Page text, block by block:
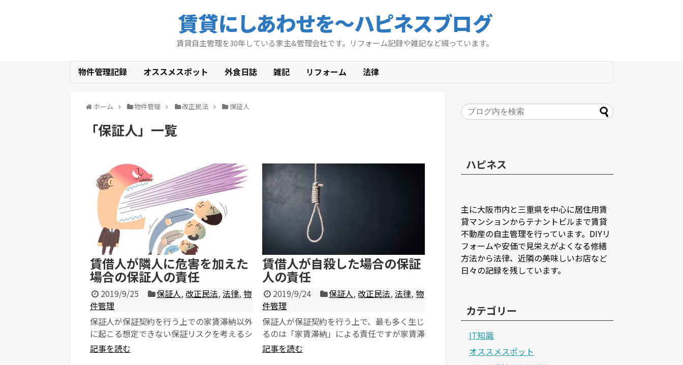
賃貸にしあわせを〜ハピネスブログ
賃貸自主管理を30年している家主&管理会社です。リフォーム記録や雑記など綴っています。
物件管理記録 オススメスポット 外食日誌 雑記 リフォーム 法律
ホーム 物件管理 改正民法 保証人
「保証人」 一覧
賃借人が隣人に危害を加えた
場合の保証人の責任
2019/9/25 保証人, 改正民法,法律, 物
件管理
保証人が保証契約を行う上での家賃滞納以外
に起こる想定できない保証リスクを考えるシ
リーズ。 第二回目は、「 隣人に危害を加
記事を読む
賃借人が自殺した場合の保証
人の責任
2019/9/24 保証人, 改正民法,法律, 物
件管理
保証人が保証契約を行う上で、最も多く生じ
るのは「家賃滞納」による責任ですが家賃滞
納以外の保証リスクを考慮しておく必要があ
記事を読む
ハピネス
主に大阪市内と三重県を中心に居住用賃
貸マンションからテナントビルまで賃貸
不動産の自主管理を行っています。DIYリ
フォームや安価で見栄えがよくなる修繕
方法から法律、近隣の美味しいお店など
日々の記録を残しています。
カテゴリー
IT知識
オススメスポット